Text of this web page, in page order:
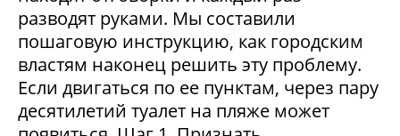
разводят руками. Мы составили
пошаговую инструкцию, как городским
властям наконец решить эту проблему.
Если двигаться по ее пунктам, через пару
десятилетий туалет на пляже может